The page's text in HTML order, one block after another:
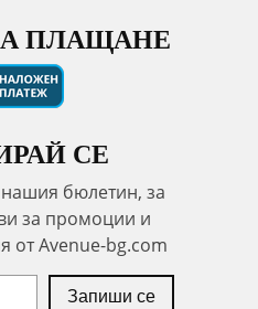
ПЛАЩАНЕ
СЕ